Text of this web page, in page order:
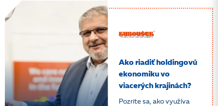
Ako riadiť holdingovú
ekonomiku vo
viacerých krajinách?
Pozrite sa, ako využíva